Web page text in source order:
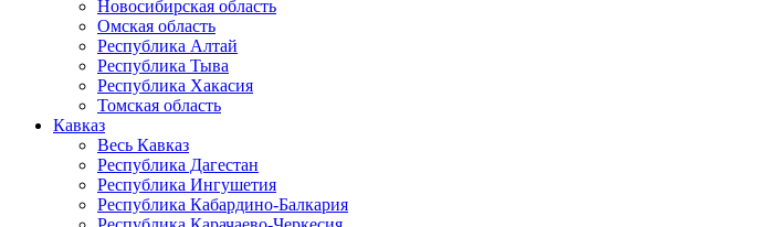
Новосибирская область
Омская область
Республика Алтай
Республика Тыва
Республика Хакасия
Томская область
Кавказ
Весь Кавказ
Республика Дагестан
Республика Ингушетия
Республика Кабардино-Балкария